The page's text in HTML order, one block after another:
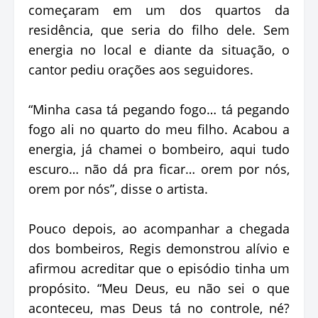
começaram em um dos quartos da
residência, que seria do filho dele. Sem
energia no local e diante da situação, o
cantor pediu orações aos seguidores.
“Minha casa tá pegando fogo… tá pegando
fogo ali no quarto do meu filho. Acabou a
energia, já chamei o bombeiro, aqui tudo
escuro… não dá pra ficar… orem por nós,
orem por nós”, disse o artista.
Pouco depois, ao acompanhar a chegada
dos bombeiros, Regis demonstrou alívio e
afirmou acreditar que o episódio tinha um
propósito. “Meu Deus, eu não sei o que
aconteceu, mas Deus tá no controle, né?